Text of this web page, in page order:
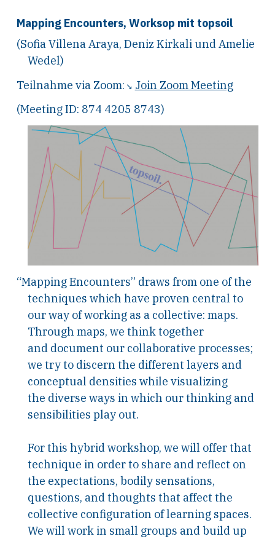
Mapping Encounters, Worksop mit topsoil
(Sofia Villena Araya, Deniz Kirkali und Amelie
Wedel)
Teilnahme via Zoom:
Join Zoom Meeting
(Meeting ID: 874 4205 8743)
“Mapping Encounters” draws from one of the
techniques which have proven central to
our way of working as a collective: maps.
Through maps, we think together
and document our collaborative processes;
we try to discern the different layers and
conceptual densities while visualizing
the diverse ways in which our thinking and
sensibilities play out.
For this hybrid workshop, we will offer that
technique in order to share and reflect on
the expectations, bodily sensations,
questions, and thoughts that affect the
collective configuration of learning spaces.
We will work in small groups and build up